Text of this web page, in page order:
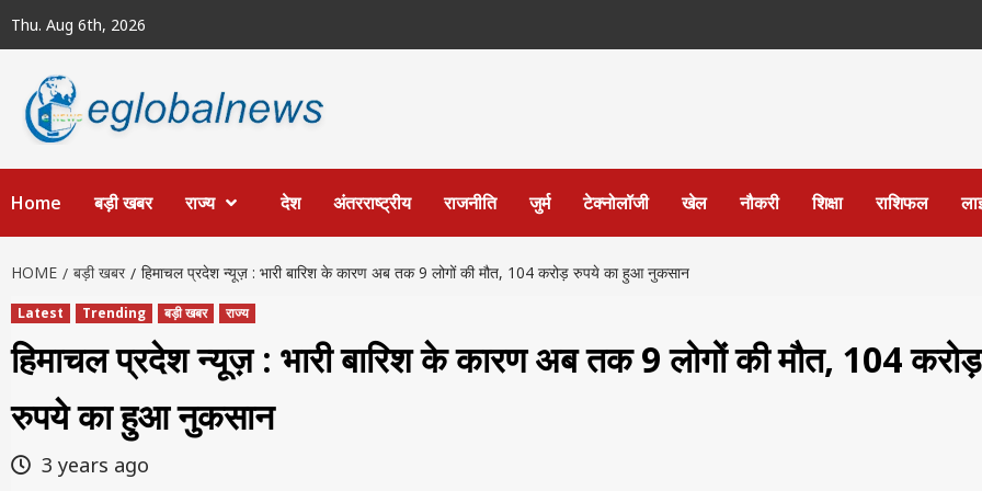
to
Thu. Aug 6th, 2026
Home बड़ी खबर राज्य देश अंतरराष्ट्रीय राजनीति जुर्म टेक्नोलॉजी खेल नौकरी शिक्षा राशिफल
HOME बड़ी खबर हिमाचल प्रदेश न्यूज़ : भारी बारिश के कारण अब तक 9 लोगों की मौत, 104 करोड़ रुपये का हुआ नुकसान
Latest Trending बड़ी खबर राज्य
हिमाचल प्रदेश न्यूज़ : भारी बारिश के कारण अब तक 9 लोगों की मौत, 104 करोड़
रुपये का हुआ नुकसान
3 years ago